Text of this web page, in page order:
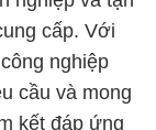
và hiệu quả.
cung cấp giá
tôi hiểu
phần quan